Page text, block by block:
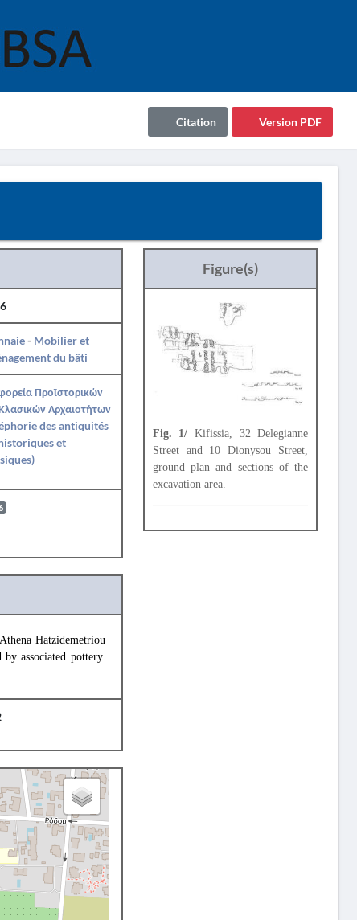
Version PDF
Citation
- Mobilier et
du bâti
Προϊστορικών
Αρχαιοτήτων
des antiquités
et
Athena Hatzidemetriou
associated pottery.
Figure(s)
Fig. 1/ Kifissia, 32 Delegianne
Street and 10 Dionysou Street,
ground plan and sections of the
excavation area.